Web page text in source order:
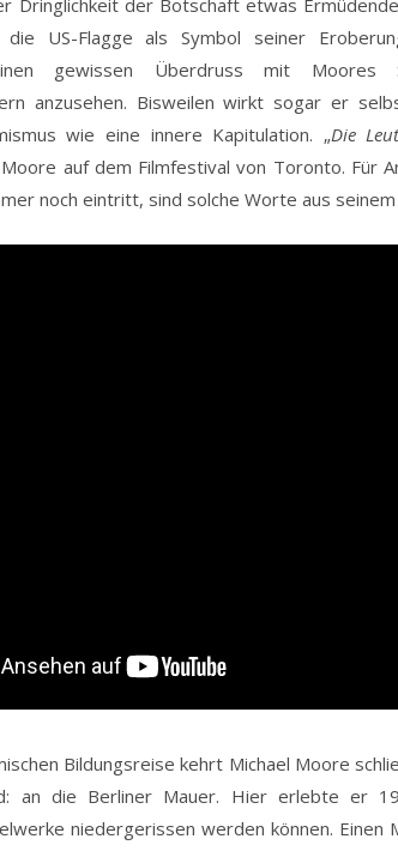
US-Flagge als Symbol seiner
gewissen Überdruss mit
anzusehen. Bisweilen wirkt sogar er
wie eine innere Kapitulation. „Die
auf dem Filmfestival von Toronto. Für
noch eintritt, sind solche Worte aus
Bildungsreise kehrt Michael Moore
an die Berliner Mauer. Hier erlebte er
niedergerissen werden können. Einen